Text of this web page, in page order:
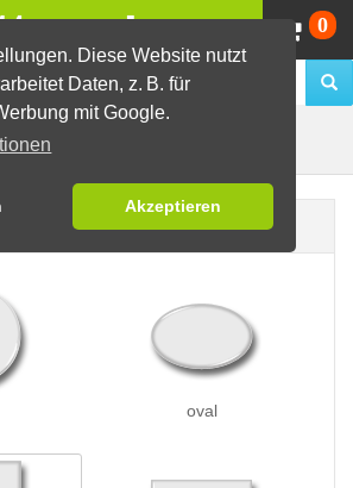
Diese Website nutzt
Daten, z. B. für
mit Google.
Akzeptieren
0
Buttons
oval